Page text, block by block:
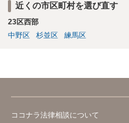
近くの市区町村を選び直す
23区西部
中野区
杉並区 練馬区
ココナラ法律相談について